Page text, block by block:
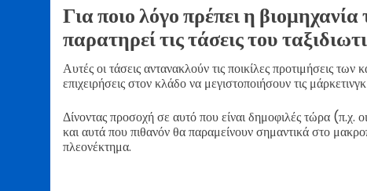
Για ποιο λόγο πρέπει η
παρατηρεί τις τάσεις του
Αυτές οι τάσεις αντανακλούν τις ποικίλες προτιμήσεις
επιχειρήσεις στον κλάδο να μεγιστοποιήσουν τις
Δίνοντας προσοχή σε αυτό που είναι δημοφιλές τώρα (π.χ.
και αυτά που πιθανόν θα παραμείνουν σημαντικά στο
πλεονέκτημα.